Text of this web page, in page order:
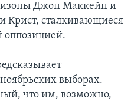
Джон Маккейн и
Крист, сталкивающиеся
оппозицией.
выборах.
что им, возможно,